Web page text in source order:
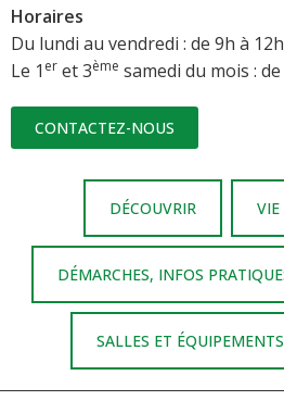
Horaires
Du lundi au vendredi : de 9h à
Le 1 er et 3ème samedi du mois :
CONTACTEZ-NOUS
DÉCOUVRIR
DÉMARCHES, INFOS
SALLES ET ÉQUIPEMENTS